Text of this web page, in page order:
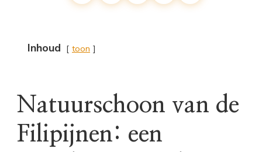
Inhoud toon
Natuurschoon van de
Filipijnen: een